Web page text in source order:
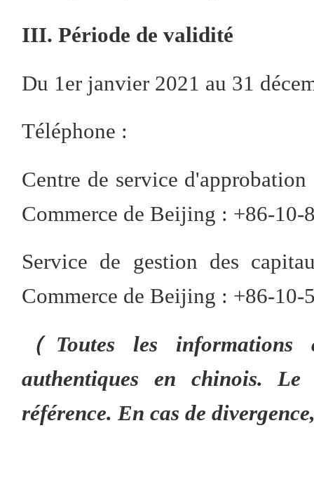
III. Période de validité
Du 1er janvier 2021 au 31
Téléphone :
Centre de service
Commerce de Beijing : +86-10-
Service de gestion des
Commerce de Beijing : +86-10-
（Toutes les informations
authentiques en chinois.
référence. En cas de